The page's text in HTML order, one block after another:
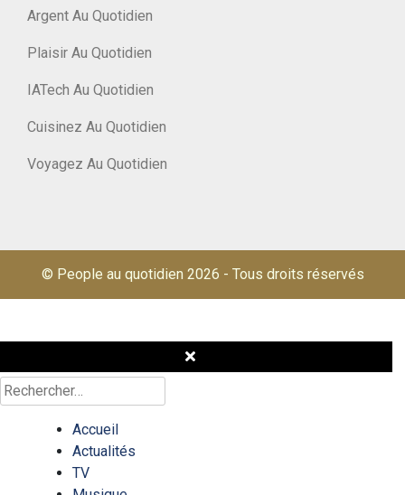
Argent Au Quotidien
Plaisir Au Quotidien
IATech Au Quotidien
Cuisinez Au Quotidien
Voyagez Au Quotidien
© People au quotidien 2026 - Tous droits réservés
Rechercher :
Accueil
Actualités
TV